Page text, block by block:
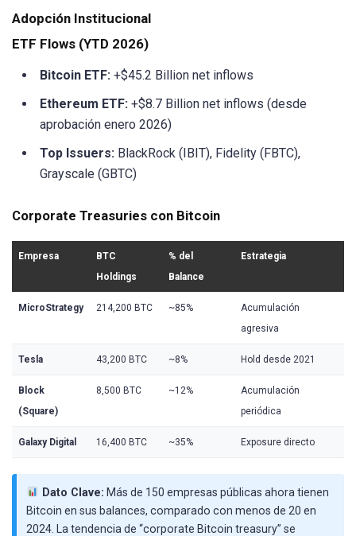
Adopción Institucional
ETF Flows (YTD 2026)
Bitcoin ETF: +$45.2 Billion net inflows
Ethereum ETF: +$8.7 Billion net inflows (desde
aprobación enero 2026)
Top Issuers: BlackRock (IBIT), Fidelity (FBTC),
Grayscale (GBTC)
Corporate Treasuries con Bitcoin
Empresa
BTC
Holdings
% del
Balance
Estrategia
MicroStrategy 214,200 BTC ~85%
Acumulación
agresiva
Tesla 43,200 BTC ~8% Hold desde 2021
Block
(Square)
8,500 BTC ~12%
Acumulación
periódica
Galaxy Digital 16,400 BTC ~35% Exposure directo
Dato Clave: Más de 150 empresas públicas ahora tienen
Bitcoin en sus balances, comparado con menos de 20 en
2024. La tendencia de “corporate Bitcoin treasury” se